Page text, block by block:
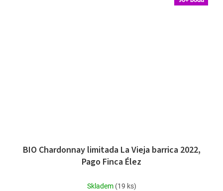
BIO Chardonnay limitada La Vieja barrica 2022,
Pago Finca Élez
Skladem (19 ks)